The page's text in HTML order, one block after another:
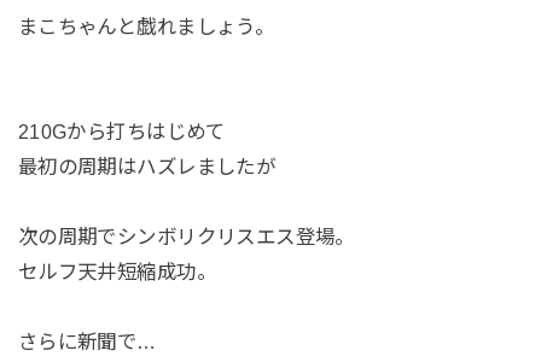
まこちゃんと戯れましょう。
210Gから打ちはじめて
最初の周期はハズレましたが
次の周期でシンボリクリスエス登場。
セルフ天井短縮成功。
さらに新聞で…